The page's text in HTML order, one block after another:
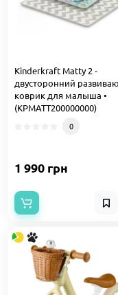
Kinderkraft Matty 2 -
двусторонний
коврик для малыша •
(KPMATT200000000)
0
1 990 грн